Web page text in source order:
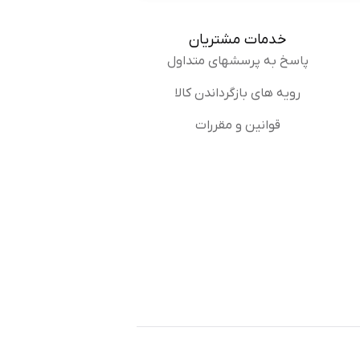
رو امتحان کردم و خیلی
پاسخ
ارزان میخرم ولی این
خدمات مشتریان
پاسخ به پرسشهای متداول
رویه های بازگرداندن کالا
قوانین و مقررات